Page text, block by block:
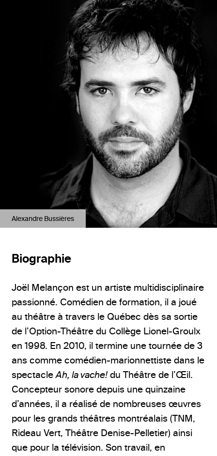
Alexandre Bussières
Biographie
Joël Melançon est un artiste multidisciplinaire
passionné. Comédien de formation, il a joué
au théâtre à travers le Québec dès sa sortie
de l’Option-Théâtre du Collège Lionel-Groulx
en 1998. En 2010, il termine une tournée de 3
ans comme comédien-marionnettiste dans le
spectacleAh, la vache!du Théâtre de l’Œil.
Concepteur sonore depuis une quinzaine
d’années, il a réalisé de nombreuses œuvres
pour les grands théâtres montréalais (TNM,
Rideau Vert, Théâtre Denise-Pelletier) ainsi
que pour la télévision. Son travail, en